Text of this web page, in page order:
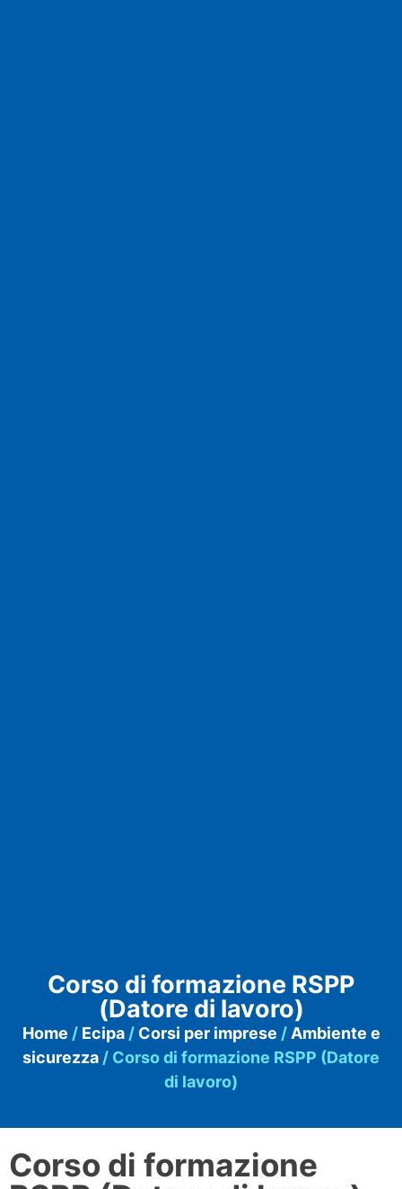
Corso di formazione RSPP
(Datore di lavoro)
Home / Ecipa/ Corsi per imprese /Ambiente e
sicurezza / Corso di formazione RSPP (Datore
di lavoro)
Corso di formazione